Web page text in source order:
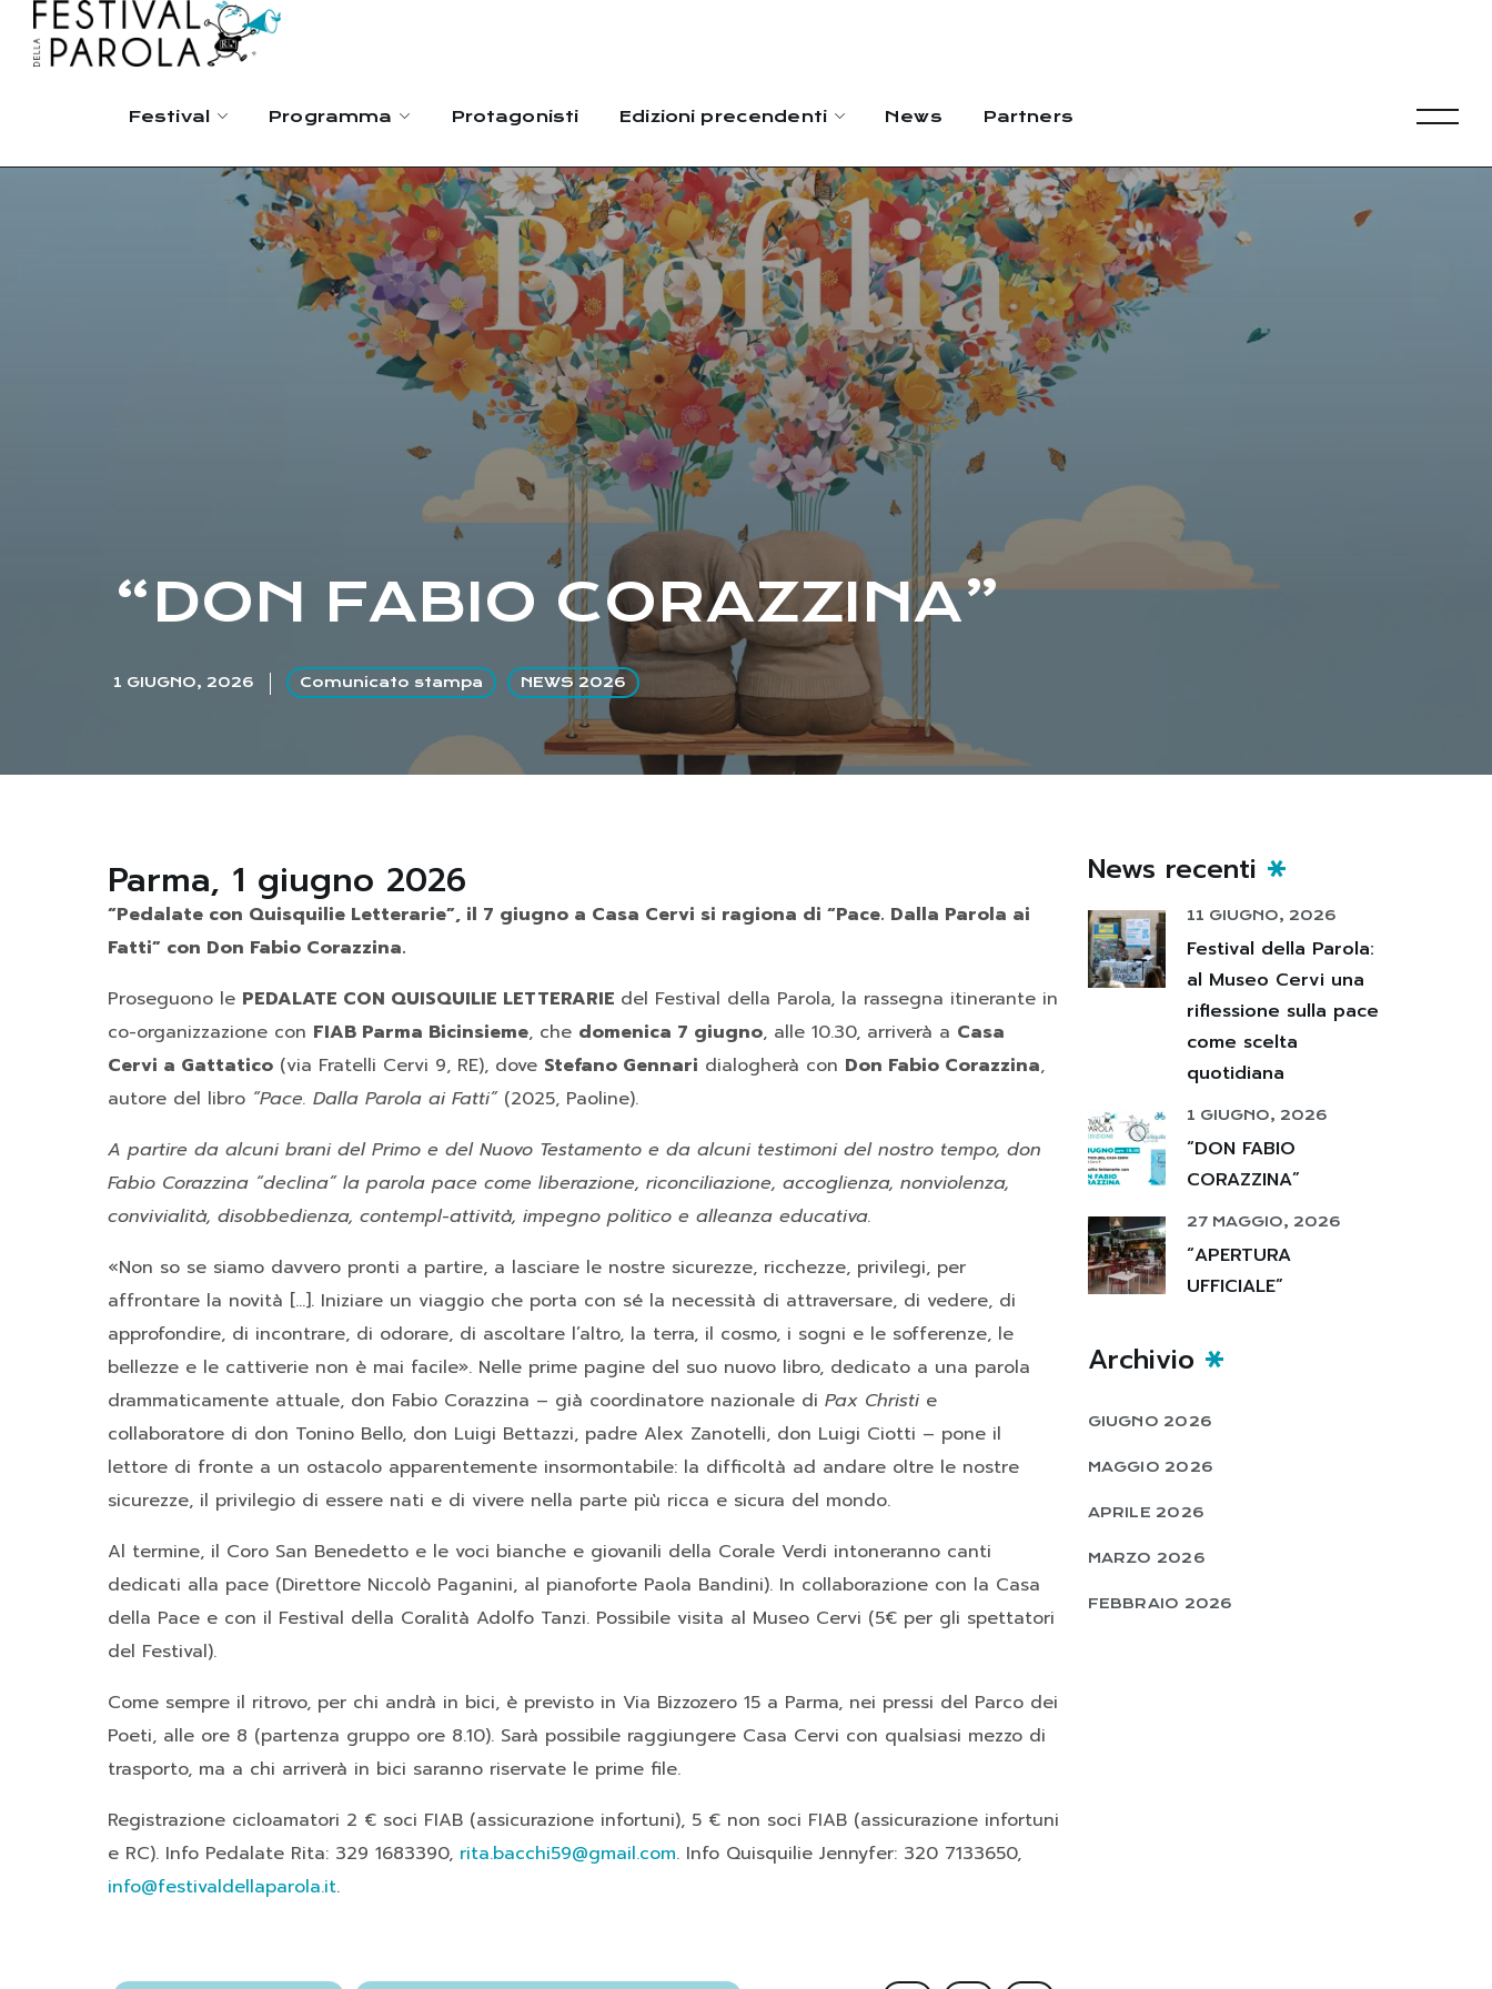
Festival Programma Protagonisti Edizioni precendenti News Partners
“DON FABIO CORAZZINA”
1 GIUGNO, 2026 Comunicato stampa NEWS 2026
Parma, 1 giugno 2026
“Pedalate con Quisquilie Letterarie”, il 7 giugno a Casa Cervi si ragiona di “Pace. Dalla Parola ai
Fatti” con Don Fabio Corazzina.
Proseguono le PEDALATE CON QUISQUILIE LETTERARIE del Festival della Parola, la rassegna itinerante in
co-organizzazione con FIAB Parma Bicinsieme, che domenica 7 giugno, alle 10.30, arriverà a Casa
Cervi a Gattatico (via Fratelli Cervi 9, RE), dove Stefano Gennari dialogherà con Don Fabio Corazzina,
autore del libro “Pace. Dalla Parola ai Fatti”(2025, Paoline).
A partire da alcuni brani del Primo e del Nuovo Testamento e da alcuni testimoni del nostro tempo, don
Fabio Corazzina “declina” la parola pace come liberazione, riconciliazione, accoglienza, nonviolenza,
convivialità, disobbedienza, contempl-attività, impegno politico e alleanza educativa.
«Non so se siamo davvero pronti a partire, a lasciare le nostre sicurezze, ricchezze, privilegi, per
affrontare la novità […]. Iniziare un viaggio che porta con sé la necessità di attraversare, di vedere, di
approfondire, di incontrare, di odorare, di ascoltare l’altro, la terra, il cosmo, i sogni e le sofferenze, le
bellezze e le cattiverie non è mai facile». Nelle prime pagine del suo nuovo libro, dedicato a una parola
drammaticamente attuale, don Fabio Corazzina – già coordinatore nazionale di Pax Christi e
collaboratore di don Tonino Bello, don Luigi Bettazzi, padre Alex Zanotelli, don Luigi Ciotti – pone il
lettore di fronte a un ostacolo apparentemente insormontabile: la difficoltà ad andare oltre le nostre
sicurezze, il privilegio di essere nati e di vivere nella parte più ricca e sicura del mondo.
Al termine, il Coro San Benedetto e le voci bianche e giovanili della Corale Verdi intoneranno canti
dedicati alla pace (Direttore Niccolò Paganini, al pianoforte Paola Bandini). In collaborazione con la Casa
della Pace e con il Festival della Coralità Adolfo Tanzi. Possibile visita al Museo Cervi (5€ per gli spettatori
del Festival).
Come sempre il ritrovo, per chi andrà in bici, è previsto in Via Bizzozero 15 a Parma, nei pressi del Parco dei
Poeti, alle ore 8 (partenza gruppo ore 8.10). Sarà possibile raggiungere Casa Cervi con qualsiasi mezzo di
trasporto, ma a chi arriverà in bici saranno riservate le prime file.
Registrazione cicloamatori 2 € soci FIAB (assicurazione infortuni), 5 € non soci FIAB (assicurazione infortuni
e RC). Info Pedalate Rita: 329 1683390, rita.bacchi59@gmail.com. Info Quisquilie Jennyfer: 320 7133650,
info@festivaldellaparola.it.
News recenti
11 GIUGNO, 2026
Festival della Parola:
al Museo Cervi una
riflessione sulla pace
come scelta
quotidiana
1 GIUGNO, 2026
“DON FABIO
CORAZZINA”
27 MAGGIO, 2026
“APERTURA
UFFICIALE”
Archivio
GIUGNO 2026
MAGGIO 2026
APRILE 2026
MARZO 2026
FEBBRAIO 2026